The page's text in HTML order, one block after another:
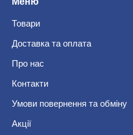
Товари
Доставка та оплата
Про нас
Контакти
Умови повернення та обміну
Акції